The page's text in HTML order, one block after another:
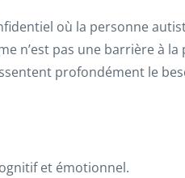
où la personne
n’est pas une barrière à
profondément le
et émotionnel.